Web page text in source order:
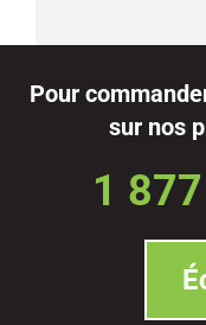
Pour
sur nos
1